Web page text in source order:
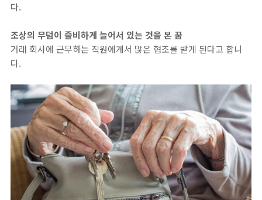
다.
조상의 무덤이 즐비하게 늘어서 있는 것을 본 꿈
거래 회사에 근무하는 직원에게서 많은 협조를 받게 된다고 합니
다.